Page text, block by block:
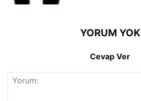
YORUM YOK
Cevap Ver